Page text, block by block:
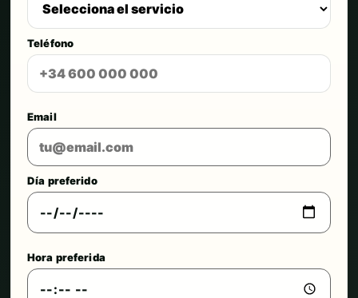
Teléfono
Email
Día preferido
Hora preferida